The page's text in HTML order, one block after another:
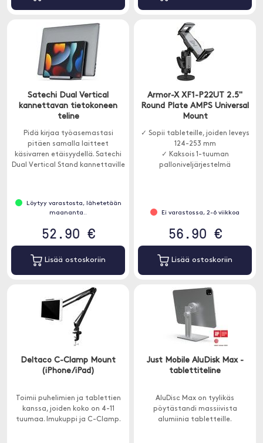
Satechi Dual Vertical
kannettavan tietokoneen
teline
Pidä kirjaa työasemastasi
pitäen samalla laitteet
käsivarren etäisyydellä. Satechi
Dual Vertical Stand kannettaville
Löytyy varastosta, lähetetään
maananta..
52.90 €
Lisää ostoskoriin
Armor-X XF1-P22UT 2.5"
Round Plate AMPS Universal
Mount
✓ Sopii tableteille, joiden leveys
124-253 mm
✓ Kaksois 1-tuuman
palloniveljärjestelmä
Ei varastossa, 2-6 viikkoa
56.90 €
Lisää ostoskoriin
Deltaco C-Clamp Mount
(iPhone/iPad)
Toimii puhelimien ja tablettien
kanssa, joiden koko on 4-11
tuumaa. Imukuppi ja C-Clamp.
Just Mobile AluDisk Max -
tablettiteline
AluDisc Max on tyylikäs
pöytästandi massiivista
alumiinia tabletteille.